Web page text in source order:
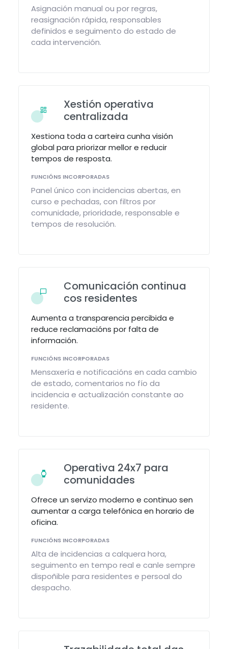
Asignación manual ou por regras,
reasignación rápida, responsables
definidos e seguimento do estado de
cada intervención.
Xestión operativa
centralizada
Xestiona toda a carteira cunha visión
global para priorizar mellor e reducir
tempos de resposta.
FUNCIÓNS INCORPORADAS
Panel único con incidencias abertas, en
curso e pechadas, con filtros por
comunidade, prioridade, responsable e
tempos de resolución.
Comunicación continua
cos residentes
Aumenta a transparencia percibida e
reduce reclamacións por falta de
información.
FUNCIÓNS INCORPORADAS
Mensaxería e notificacións en cada cambio
de estado, comentarios no fío da
incidencia e actualización constante ao
residente.
Operativa 24x7 para
comunidades
Ofrece un servizo moderno e continuo sen
aumentar a carga telefónica en horario de
oficina.
FUNCIÓNS INCORPORADAS
Alta de incidencias a calquera hora,
seguimento en tempo real e canle sempre
dispoñible para residentes e persoal do
despacho.